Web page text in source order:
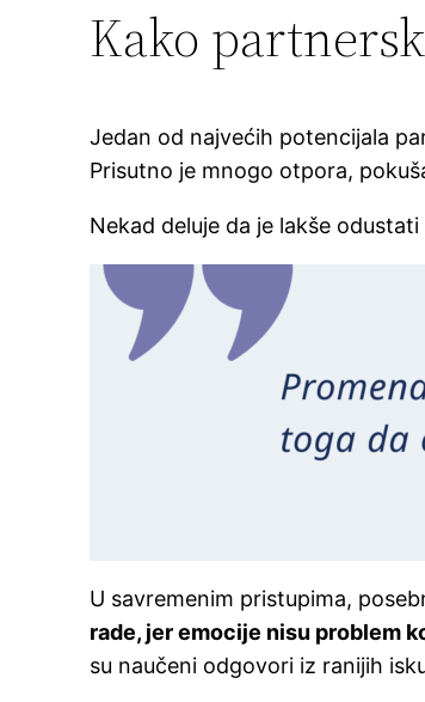
Kako
Jedan od najvećih potencijala
Prisutno je mnogo otpora,
Nekad deluje da je lakše
U savremenim pristupima,
rade, jer emocije nisu problem
su naučeni odgovori iz ranijih